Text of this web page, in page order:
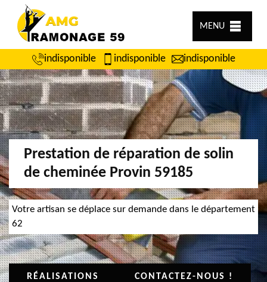
MENU
indisponible indisponible indisponible
Prestation de réparation de solin
de cheminée Provin 59185
Votre artisan se déplace sur demande dans le département
62
RÉALISATIONS CONTACTEZ-NOUS !